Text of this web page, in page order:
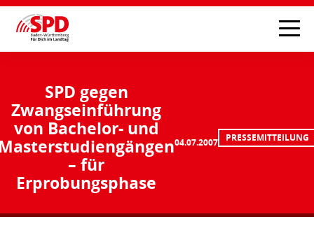
SPD gegen
Zwangseinführung
von Bachelor- und
– für
Erprobungsphase
04.07.2007 PRESSEMITTEILUNG